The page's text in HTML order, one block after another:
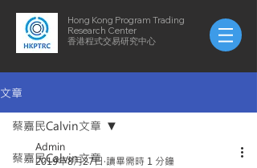
Hong Kong Program Trading
Research Center
​​香港程式交易研究中心
文章
蔡嘉民Calvin文章
蔡嘉民Calvin文章
Admin
2019年8月27日 讀畢需時 1 分鐘